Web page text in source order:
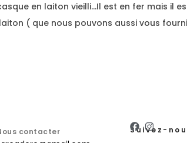
en laiton vieilli…Il est en fer mais il
( que nous pouvons aussi vous
contacter Suivez-